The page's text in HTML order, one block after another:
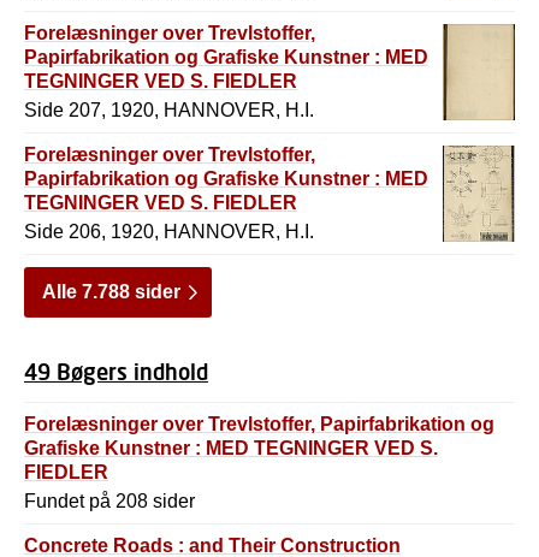
Forelæsninger over Trevlstoffer,
Papirfabrikation og Grafiske Kunstner : MED
TEGNINGER VED S. FIEDLER
Side 207, 1920, HANNOVER, H.I.
Forelæsninger over Trevlstoffer,
Papirfabrikation og Grafiske Kunstner : MED
TEGNINGER VED S. FIEDLER
Side 206, 1920, HANNOVER, H.I.
Alle 7.788 sider
49 Bøgers indhold
Forelæsninger over Trevlstoffer, Papirfabrikation og
Grafiske Kunstner : MED TEGNINGER VED S.
FIEDLER
Fundet på 208 sider
Concrete Roads : and Their Construction